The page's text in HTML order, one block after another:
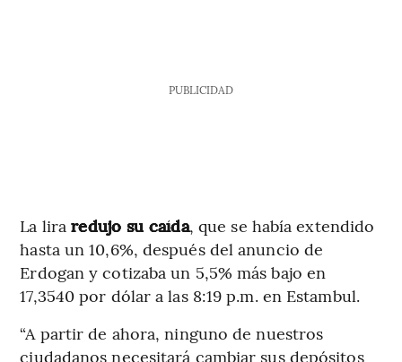
PUBLICIDAD
La liraredujo su caída, que se había extendido
hasta un 10,6%, después del anuncio de
Erdogan y cotizaba un 5,5% más bajo en
17,3540 por dólar a las 8:19 p.m. en Estambul.
“A partir de ahora, ninguno de nuestros
ciudadanos necesitará cambiar sus depósitos